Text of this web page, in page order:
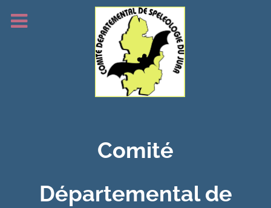
Comité
Départemental de